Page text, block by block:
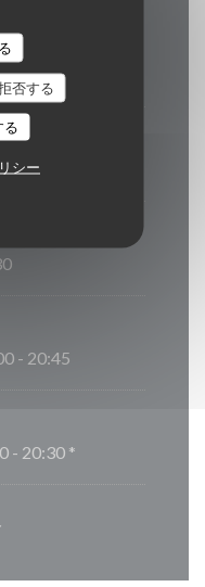
否する
る
シー
- 20:30
- 20:45
- 20:30 *